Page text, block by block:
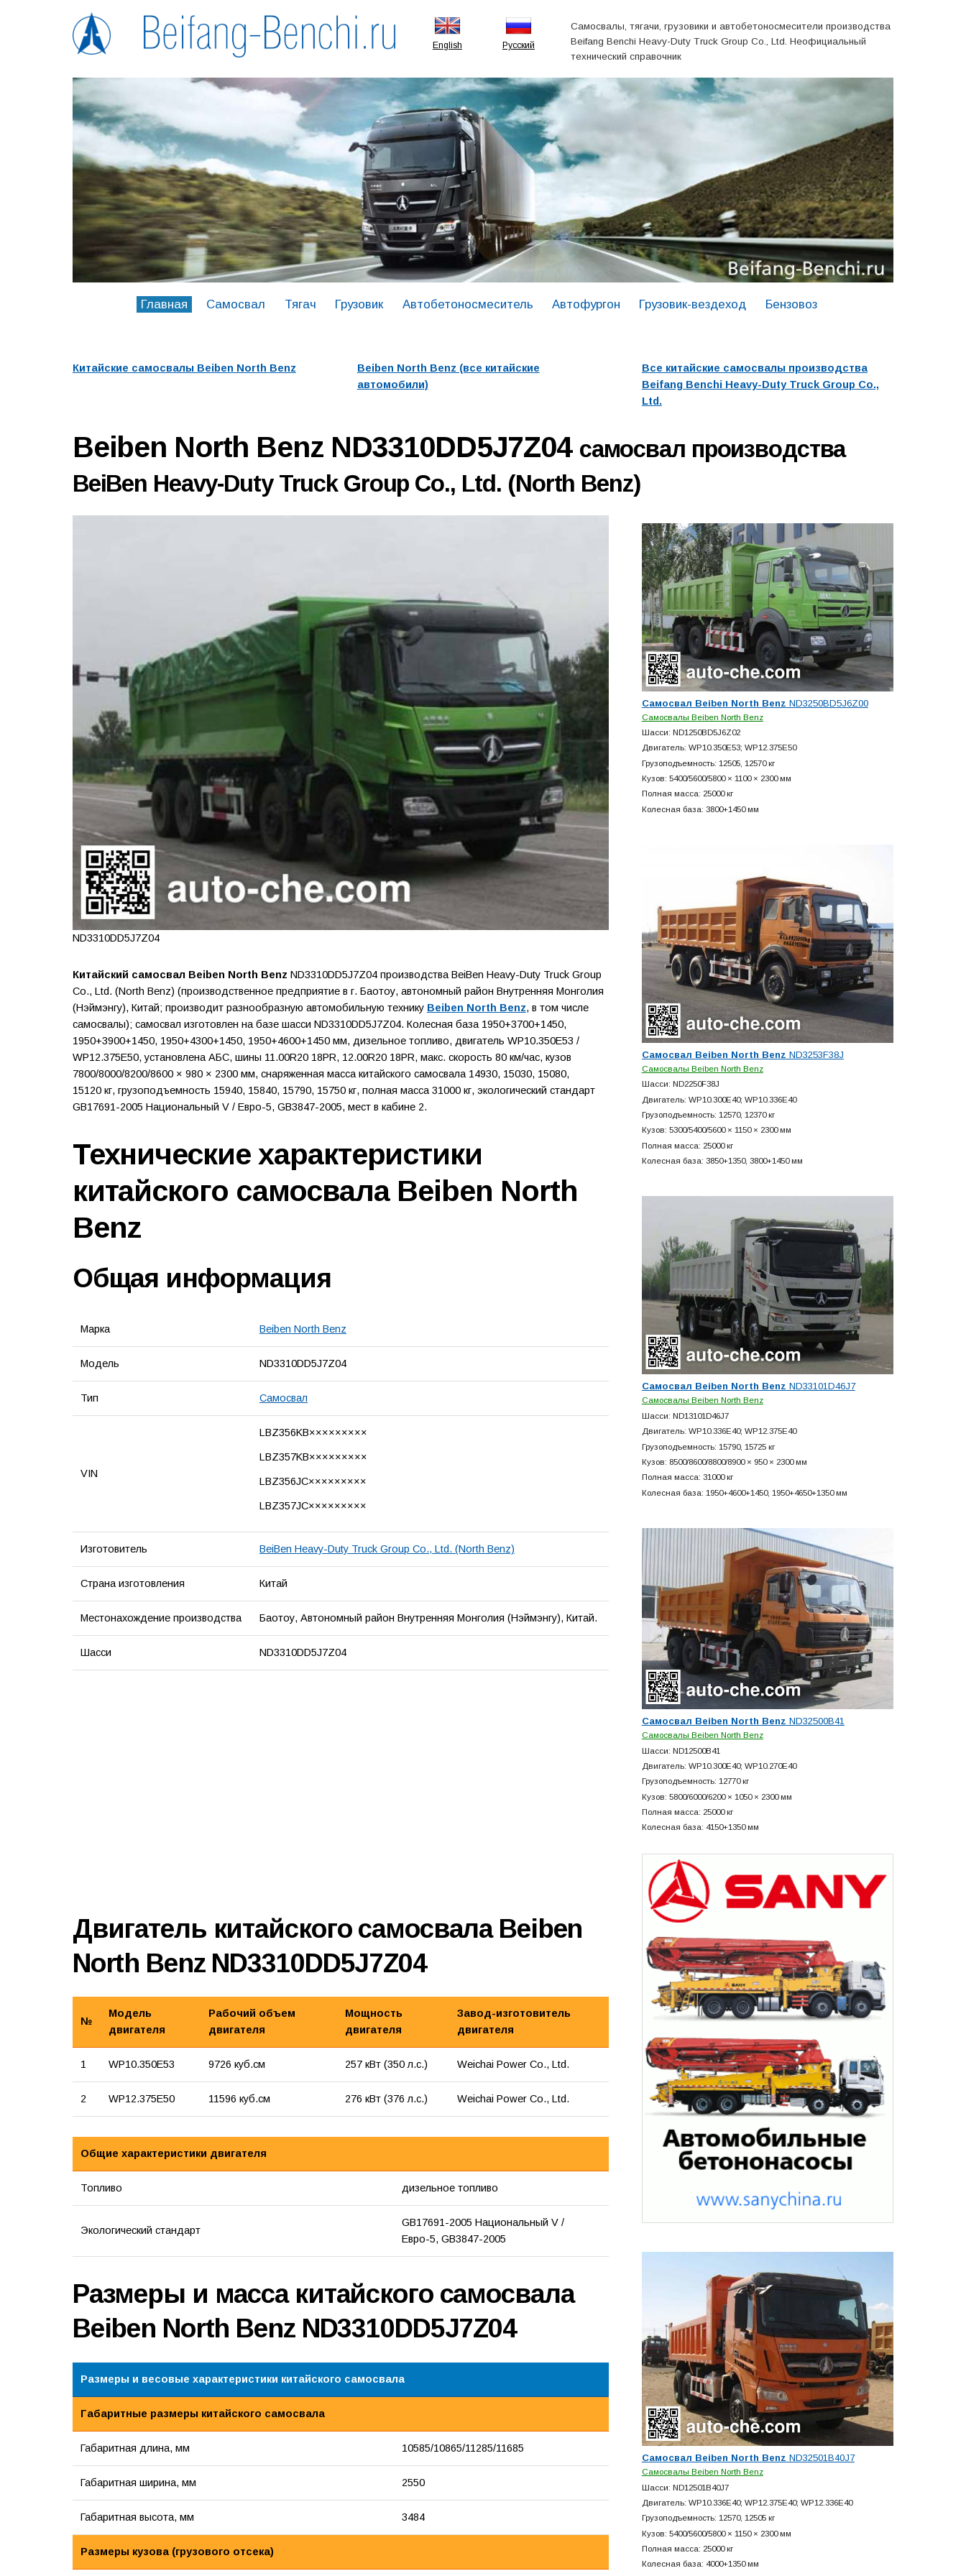
English Русский
Самосвалы, тягачи, грузовики и автобетоносмесители производства
Beifang Benchi Heavy-Duty Truck Group Co., Ltd. Неофициальный
технический справочник
Главная Самосвал Тягач Грузовик Автобетоносмеситель Автофургон Грузовик-вездеход Бензовоз
Китайские самосвалы Beiben North Benz
Beiben North Benz (все китайские
автомобили)
Все китайские самосвалы производства
Beifang Benchi Heavy-Duty Truck Group Co.,
Ltd.
Beiben North Benz ND3310DD5J7Z04 самосвал производства
BeiBen Heavy-Duty Truck Group Co., Ltd. (North Benz)
ND3310DD5J7Z04
Китайский самосвал Beiben North Benz ND3310DD5J7Z04 производства BeiBen Heavy-Duty Truck Group
Co., Ltd. (North Benz) (производственное предприятие в г. Баотоу, автономный район Внутренняя Монголия
(Нэймэнгу), Китай; производит разнообразную автомобильную технику Beiben North Benz, в том числе
самосвалы); самосвал изготовлен на базе шасси ND3310DD5J7Z04. Колесная база 1950+3700+1450,
1950+3900+1450, 1950+4300+1450, 1950+4600+1450 мм, дизельное топливо, двигатель WP10.350E53 /
WP12.375E50, установлена АБС, шины 11.00R20 18PR, 12.00R20 18PR, макс. скорость 80 км/час, кузов
7800/8000/8200/8600 × 980 × 2300 мм, снаряженная масса китайского самосвала 14930, 15030, 15080,
15120 кг, грузоподъемность 15940, 15840, 15790, 15750 кг, полная масса 31000 кг, экологический стандарт
GB17691-2005 Национальный V / Евро-5, GB3847-2005, мест в кабине 2.
Технические характеристики
китайского самосвала Beiben North
Benz
Общая информация
Марка Beiben North Benz
Модель ND3310DD5J7Z04
Тип Самосвал
VIN
LBZ356KB×××××××××
LBZ357KB×××××××××
LBZ356JC×××××××××
LBZ357JC×××××××××
Изготовитель BeiBen Heavy-Duty Truck Group Co., Ltd. (North Benz)
Страна изготовления Китай
Местонахождение производства Баотоу, Автономный район Внутренняя Монголия (Нэймэнгу), Китай.
Шасси ND3310DD5J7Z04
Двигатель китайского самосвала Beiben
North Benz ND3310DD5J7Z04
№
Модель
двигателя
Рабочий объем
двигателя
Мощность
двигателя
Завод-изготовитель
двигателя
1 WP10.350E53 9726 куб.см 257 кВт (350 л.с.) Weichai Power Co., Ltd.
2 WP12.375E50 11596 куб.см 276 кВт (376 л.с.) Weichai Power Co., Ltd.
Общие характеристики двигателя
Топливо дизельное топливо
Экологический стандарт
GB17691-2005 Национальный V /
Евро-5, GB3847-2005
Размеры и масса китайского самосвала
Beiben North Benz ND3310DD5J7Z04
Размеры и весовые характеристики китайского самосвала
Габаритные размеры китайского самосвала
Габаритная длина, мм 10585/10865/11285/11685
Габаритная ширина, мм 2550
Габаритная высота, мм 3484
Размеры кузова (грузового отсека)
Самосвал Beiben North Benz ND3250BD5J6Z00
Самосвалы Beiben North Benz
Шасси: ND1250BD5J6Z02
Двигатель: WP10.350E53; WP12.375E50
Грузоподъемность: 12505, 12570 кг
Кузов: 5400/5600/5800 × 1100 × 2300 мм
Полная масса: 25000 кг
Колесная база: 3800+1450 мм
Самосвал Beiben North Benz ND3253F38J
Самосвалы Beiben North Benz
Шасси: ND2250F38J
Двигатель: WP10.300E40; WP10.336E40
Грузоподъемность: 12570, 12370 кг
Кузов: 5300/5400/5600 × 1150 × 2300 мм
Полная масса: 25000 кг
Колесная база: 3850+1350, 3800+1450 мм
Самосвал Beiben North Benz ND33101D46J7
Самосвалы Beiben North Benz
Шасси: ND13101D46J7
Двигатель: WP10.336E40; WP12.375E40
Грузоподъемность: 15790, 15725 кг
Кузов: 8500/8600/8800/8900 × 950 × 2300 мм
Полная масса: 31000 кг
Колесная база: 1950+4600+1450, 1950+4650+1350 мм
Самосвал Beiben North Benz ND32500B41
Самосвалы Beiben North Benz
Шасси: ND12500B41
Двигатель: WP10.300E40; WP10.270E40
Грузоподъемность: 12770 кг
Кузов: 5800/6000/6200 × 1050 × 2300 мм
Полная масса: 25000 кг
Колесная база: 4150+1350 мм
Самосвал Beiben North Benz ND32501B40J7
Самосвалы Beiben North Benz
Шасси: ND12501B40J7
Двигатель: WP10.336E40; WP12.375E40; WP12.336E40
Грузоподъемность: 12570, 12505 кг
Кузов: 5400/5600/5800 × 1150 × 2300 мм
Полная масса: 25000 кг
Колесная база: 4000+1350 мм